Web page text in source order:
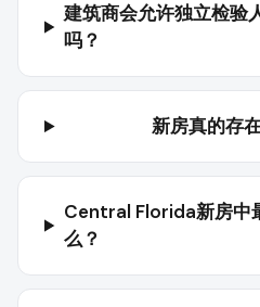
建筑商会允许独立检验
吗？
新房真的存
Central Florida新房中
么？